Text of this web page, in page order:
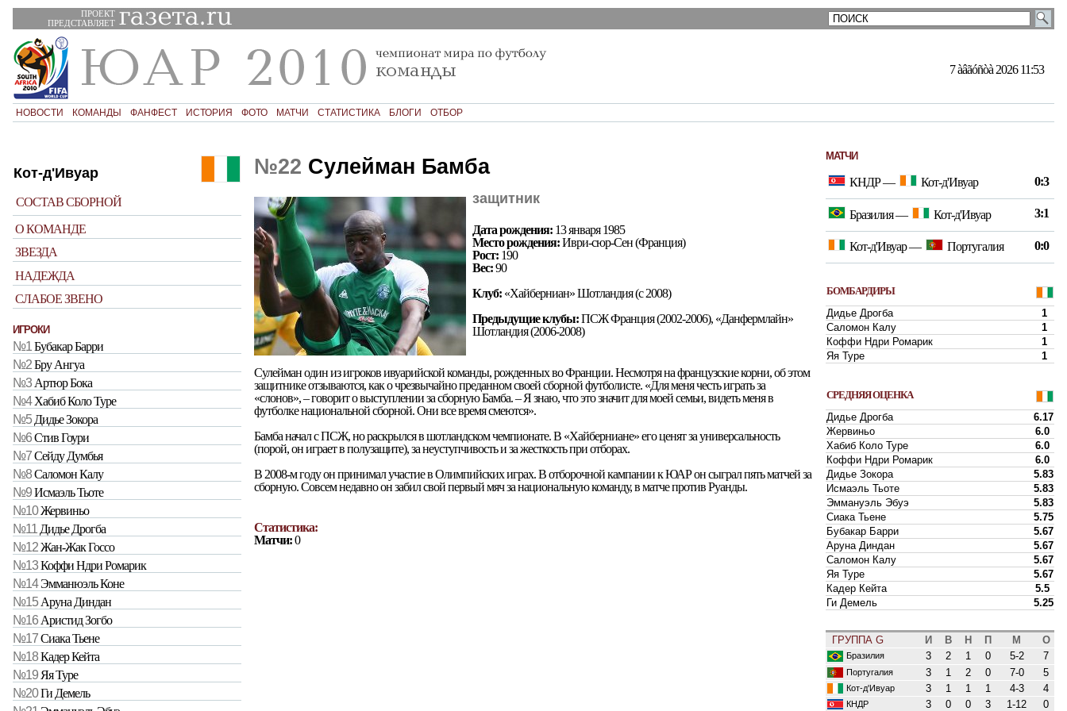
ПРОЕКТ
ПРЕДСТАВЛЯЕТ
7 àâãóñòà 2026 11:53
НОВОСТИ КОМАНДЫ ФАНФЕСТ ИСТОРИЯ ФОТО МАТЧИ СТАТИСТИКА БЛОГИ ОТБОР
Кот-д'Ивуар
СОСТАВ СБОРНОЙ
О КОМАНДЕ
ЗВЕЗДА
НАДЕЖДА
СЛАБОЕ ЗВЕНО
ИГРОКИ
№1Бубакар Барри
№2Бру Ангуа
№3 Артюр Бока
№4 Хабиб Коло Туре
№5 Дидье Зокора
№6Стив Гоури
№7Сейду Думбья
№8Саломон Калу
№9Исмаэль Тьоте
№10Жервиньо
№11 Дидье Дрогба
№12Жан-Жак Госсо
№13Коффи Ндри Ромарик
№14Эмманюэль Коне
№15 Аруна Диндан
№16 Аристид Зогбо
№17Сиака Тьене
№18Кадер Кейта
№19 Яя Туре
№20Ги Демель
№22 Сулейман Бамба
защитник
Дата рождения: 13 января 1985
Место рождения:Иври-сюр-Сен (Франция)
Рост: 190
Вес:90
Клуб: «Хайберниан» Шотландия (с 2008)
Предыдущие клубы:ПСЖ Франция (2002-2006), «Данфермлайн»
Шотландия (2006-2008)
Сулейман один из игроков ивуарийской команды, рожденных во Франции. Несмотря на французские корни, об этом
защитнике отзываются, как о чрезвычайно преданном своей сборной футболисте. «Для меня честь играть за
«слонов», – говорит о выступлении за сборную Бамба. – Я знаю, что это значит для моей семьи, видеть меня в
футболке национальной сборной. Они все время смеются».
Бамба начал с ПСЖ, но раскрылся в шотландском чемпионате. В «Хайберниане» его ценят за универсальность
(порой, он играет в полузащите), за неуступчивость и за жесткость при отборах.
В 2008-м году он принимал участие в Олимпийских играх. В отборочной кампании к ЮАР он сыграл пять матчей за
сборную. Совсем недавно он забил свой первый мяч за национальную команду, в матче против Руанды.
Статистика:
Матчи:0
МАТЧИ
КНДР— Кот-д'Ивуар 0:3
Бразилия— Кот-д'Ивуар 3:1
Кот-д'Ивуар— Португалия 0:0
БОМБАРДИРЫ
Дидье Дрогба
1
Саломон Калу
1
Коффи Ндри Ромарик
1
Яя Туре
1
СРЕДНЯЯ ОЦЕНКА
Дидье Дрогба
6.17
Жервиньо
6.0
Хабиб Коло Туре
6.0
Коффи Ндри Ромарик
6.0
Дидье Зокора
5.83
Исмаэль Тьоте
5.83
Эммануэль Эбуэ
5.83
Сиака Тьене
5.75
Бубакар Барри
5.67
Аруна Диндан
5.67
Саломон Калу
5.67
Яя Туре
5.67
Кадер Кейта
5.5
Ги Демель
5.25
ГРУППА G И В Н П М О
Бразилия 3 2 1 0 5-2 7
Португалия 3 1 2 0 7-0 5
Кот-д'Ивуар 3 1 1 1 4-3 4
КНДР 3 0 0 3 1-12 0